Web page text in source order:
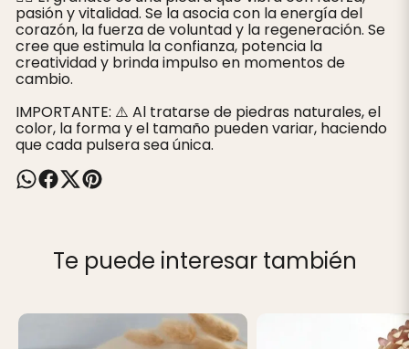
pasión y vitalidad. Se la asocia con la energía del
corazón, la fuerza de voluntad y la regeneración. Se
cree que estimula la confianza, potencia la
creatividad y brinda impulso en momentos de
cambio.
IMPORTANTE: ⚠️ Al tratarse de piedras naturales, el
color, la forma y el tamaño pueden variar, haciendo
que cada pulsera sea única.
Te puede interesar también